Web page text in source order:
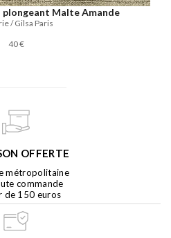
Malte Amande
/ Gilsa Paris
40 €
OFFERTE
métropolitaine
commande
de 150 euros